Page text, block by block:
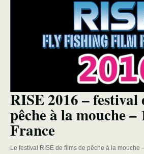
RISE 2016 – festival
pêche à la mouche –
France
Le festival RISE de films de pêche à la mouche